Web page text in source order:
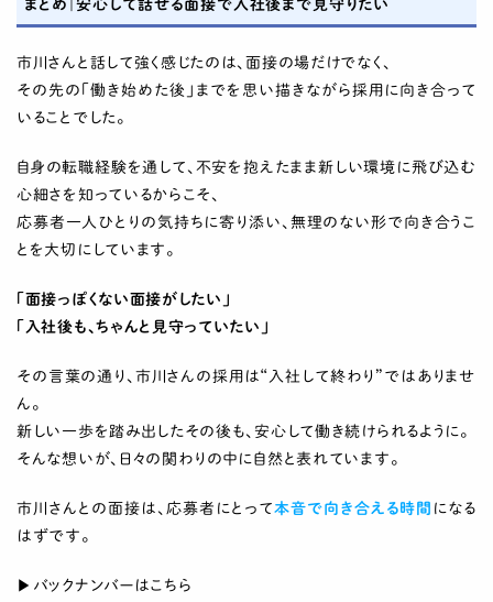
まとめ｜安心して話せる面接で入社後まで見守りたい
市川さんと話して強く感じたのは、面接の場だけでなく、
その先の「働き始めた後」までを思い描きながら採用に向き合って
いることでした。
自身の転職経験を通して、不安を抱えたまま新しい環境に飛び込む
心細さを知っているからこそ、
応募者一人ひとりの気持ちに寄り添い、無理のない形で向き合うこ
とを大切にしています。
「面接っぽくない面接がしたい」
「入社後も、ちゃんと見守っていたい」
その言葉の通り、市川さんの採用は“入社して終わり”ではありませ
ん。
新しい一歩を踏み出したその後も、安心して働き続けられるように。
そんな想いが、日々の関わりの中に自然と表れています。
市川さんとの面接は、応募者にとって本音で向き合える時間 になる
はずです。
▶バックナンバーはこちら